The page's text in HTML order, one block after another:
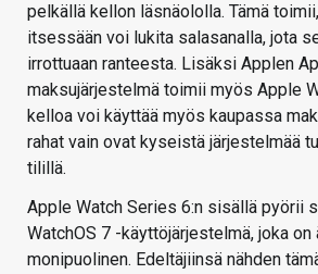
pelkällä kellon läsnäololla. Tämä
itsessään voi lukita salasanalla, jota
irrottuaan ranteesta. Lisäksi Applen
maksujärjestelmä toimii myös Apple
kelloa voi käyttää myös kaupassa
rahat vain ovat kyseistä järjestelmää
tilillä.
Apple Watch Series 6:n sisällä pyörii
WatchOS 7 -käyttöjärjestelmä, joka
monipuolinen. Edeltäjiinsä nähden